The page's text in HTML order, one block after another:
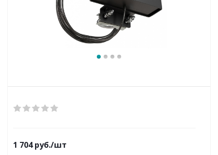
1 704руб./шт